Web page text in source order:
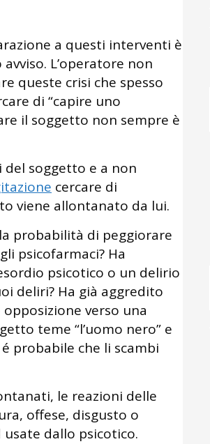
a questi interventi è
L’operatore non
queste crisi che spesso
di “capire uno
il soggetto non sempre è
soggetto e a non
cercare di
viene allontanato da lui.
probabilità di peggiorare
psicofarmaci? Ha
psicotico o un delirio
deliri? Ha già aggredito
verso una
teme “l’uomo nero” e
probabile che li scambi
le reazioni delle
offese, disgusto o
dallo psicotico.